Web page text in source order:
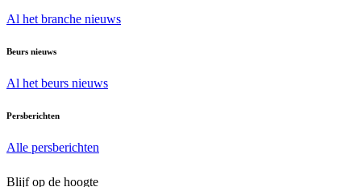
Al het branche nieuws
Beurs nieuws
Al het beurs nieuws
Persberichten
Alle persberichten
Blijf op de hoogte